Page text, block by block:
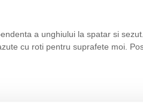
a unghiului la spatar si
cu roti pentru suprafete moi.